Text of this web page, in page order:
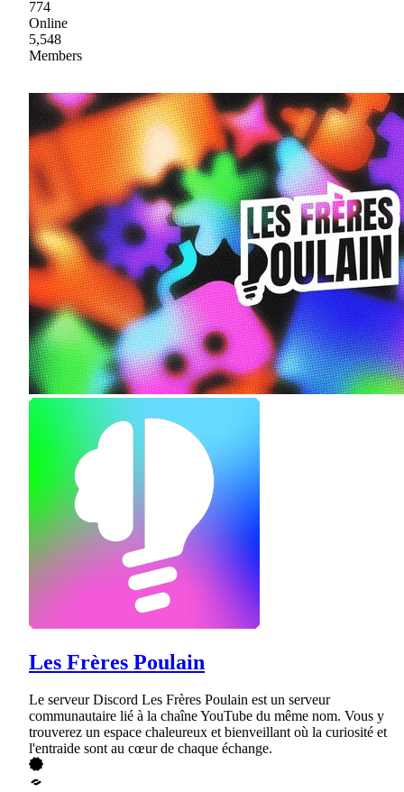
774
Online
5,548
Members
Les Frères Poulain
Le serveur Discord Les Frères Poulain est un serveur
communautaire lié à la chaîne YouTube du même nom. Vous y
trouverez un espace chaleureux et bienveillant où la curiosité et
l'entraide sont au cœur de chaque échange.